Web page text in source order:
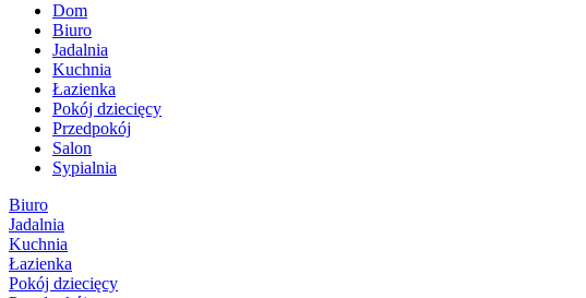
Dom
Biuro
Jadalnia
Kuchnia
Łazienka
Pokój dziecięcy
Przedpokój
Salon
Sypialnia
Biuro
Jadalnia
Kuchnia
Łazienka
Pokój dziecięcy